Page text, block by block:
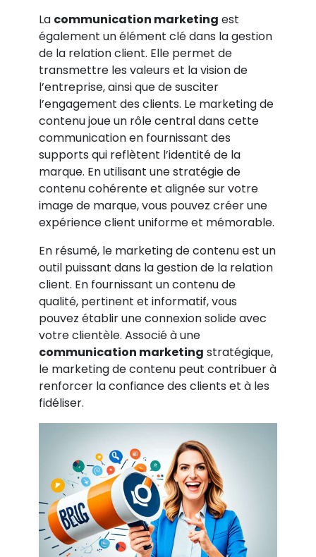
La communication marketing est
également un élément clé dans la gestion
de la relation client. Elle permet de
transmettre les valeurs et la vision de
l’entreprise, ainsi que de susciter
l’engagement des clients. Le marketing de
contenu joue un rôle central dans cette
communication en fournissant des
supports qui reflètent l’identité de la
marque. En utilisant une stratégie de
contenu cohérente et alignée sur votre
image de marque, vous pouvez créer une
expérience client uniforme et mémorable.
En résumé, le marketing de contenu est un
outil puissant dans la gestion de la relation
client. En fournissant un contenu de
qualité, pertinent et informatif, vous
pouvez établir une connexion solide avec
votre clientèle. Associé à une
communication marketing stratégique,
le marketing de contenu peut contribuer à
renforcer la confiance des clients et à les
fidéliser.